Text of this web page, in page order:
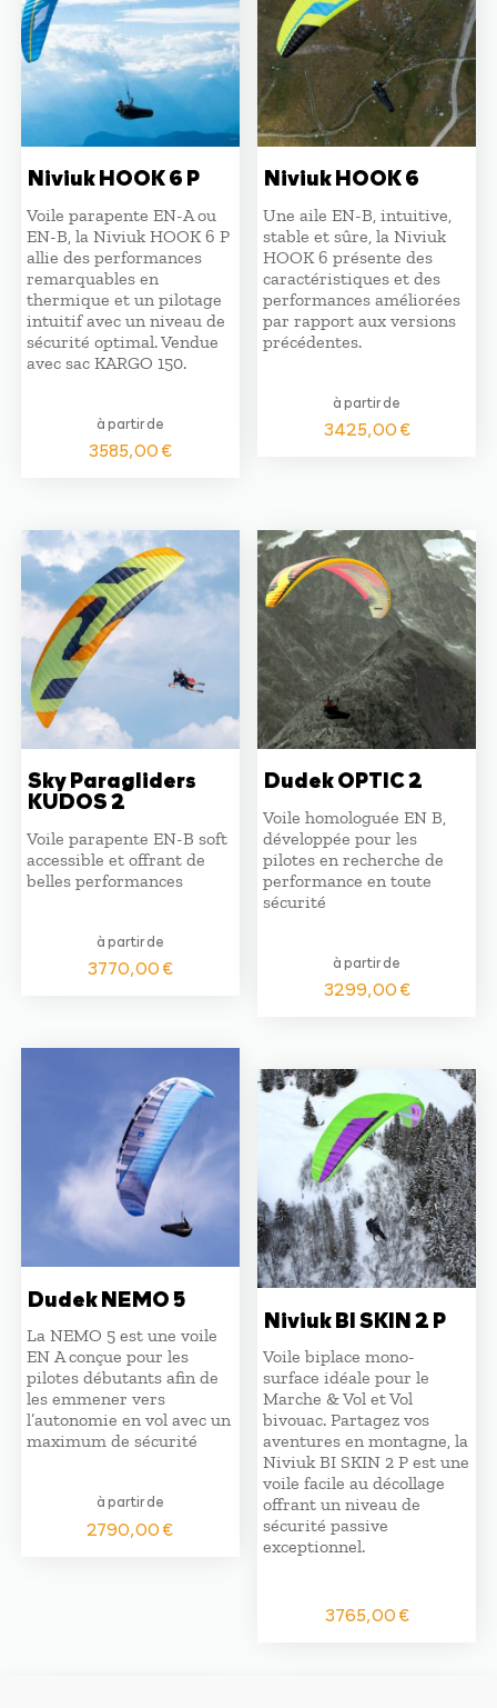
Niviuk HOOK 6 P
Voile parapente EN-A ou
EN-B, la Niviuk HOOK 6 P
allie des performances
remarquables en
thermique et un pilotage
intuitif avec un niveau de
sécurité optimal. Vendue
avec sac KARGO 150.
à partir de
3585,00€
Niviuk HOOK 6
Une aile EN-B, intuitive,
stable et sûre, la Niviuk
HOOK 6 présente des
caractéristiques et des
performances améliorées
par rapport aux versions
précédentes.
à partir de
3425,00€
Sky Paragliders
KUDOS 2
Voile parapente EN-B soft
accessible et offrant de
belles performances
à partir de
3770,00€
Dudek OPTIC 2
Voile homologuée EN B,
développée pour les
pilotes en recherche de
performance en toute
sécurité
à partir de
3299,00€
Dudek NEMO 5
La NEMO 5 est une voile
EN A conçue pour les
pilotes débutants afin de
les emmener vers
l’autonomie en vol avec un
maximum de sécurité
à partir de
2790,00€
Niviuk BI SKIN 2 P
Voile biplace mono-
surface idéale pour le
Marche & Vol et Vol
bivouac. Partagez vos
aventures en montagne, la
Niviuk BI SKIN 2 P est une
voile facile au décollage
offrant un niveau de
sécurité passive
exceptionnel.
3765,00€